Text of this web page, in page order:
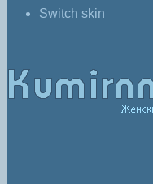
Switch skin